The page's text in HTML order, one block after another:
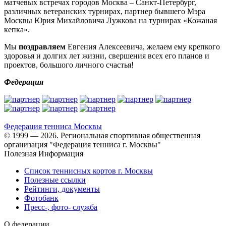
матчевых встречах городов Москва – Санкт-Петербург,
различных ветеранских турнирах, партнер бывшего Мэра
Москвы Юрия Михайловича Лужкова на турнирах «Кожаная
кепка».
Мы поздравляем Евгения Алексеевича, желаем ему крепкого
здоровья и долгих лет жизни, свершения всех его планов и
проектов, большого личного счастья!
Федерация
Федерация тенниса Москвы
© 1999 — 2026. Региональная спортивная общественная
организация "Федерация тенниса г. Москвы"
Полезная Информация
Список теннисных кортов г. Москвы
Полезные ссылки
Рейтинги, документы
Фотобанк
Пресс-, фото- служба
О федерации